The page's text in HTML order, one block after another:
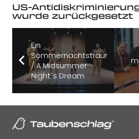
US-
wurde zurückgesetzt
Ein
Sommernachtstraum
/ A Midsummer
Night`s Dream